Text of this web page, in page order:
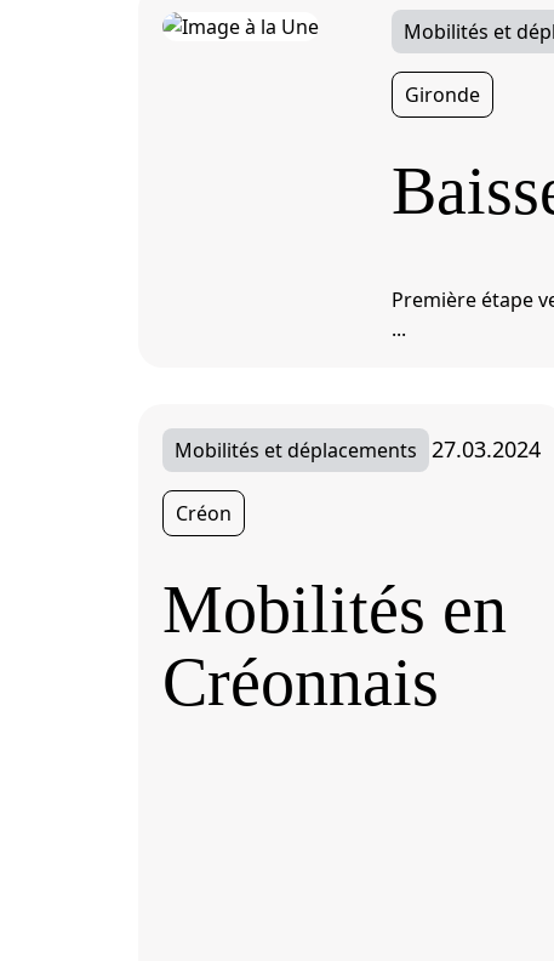
Mobilités et
Gironde
Première étape
...
Mobilités et déplacements 27.03.2024
Créon
Mobilités en
Créonnais